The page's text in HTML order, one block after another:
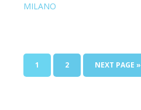
MILANO
1 2 NEXT PAGE »